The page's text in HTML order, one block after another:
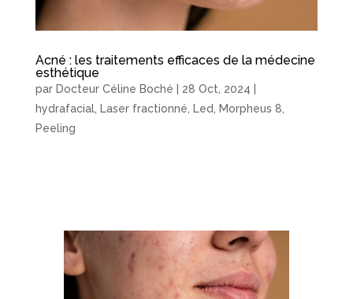
Acné : les traitements efficaces de la médecine
esthétique
par Docteur Céline Boché 28 Oct, 2024
hydrafacial, Laser fractionné Led Morpheus 8
Peeling